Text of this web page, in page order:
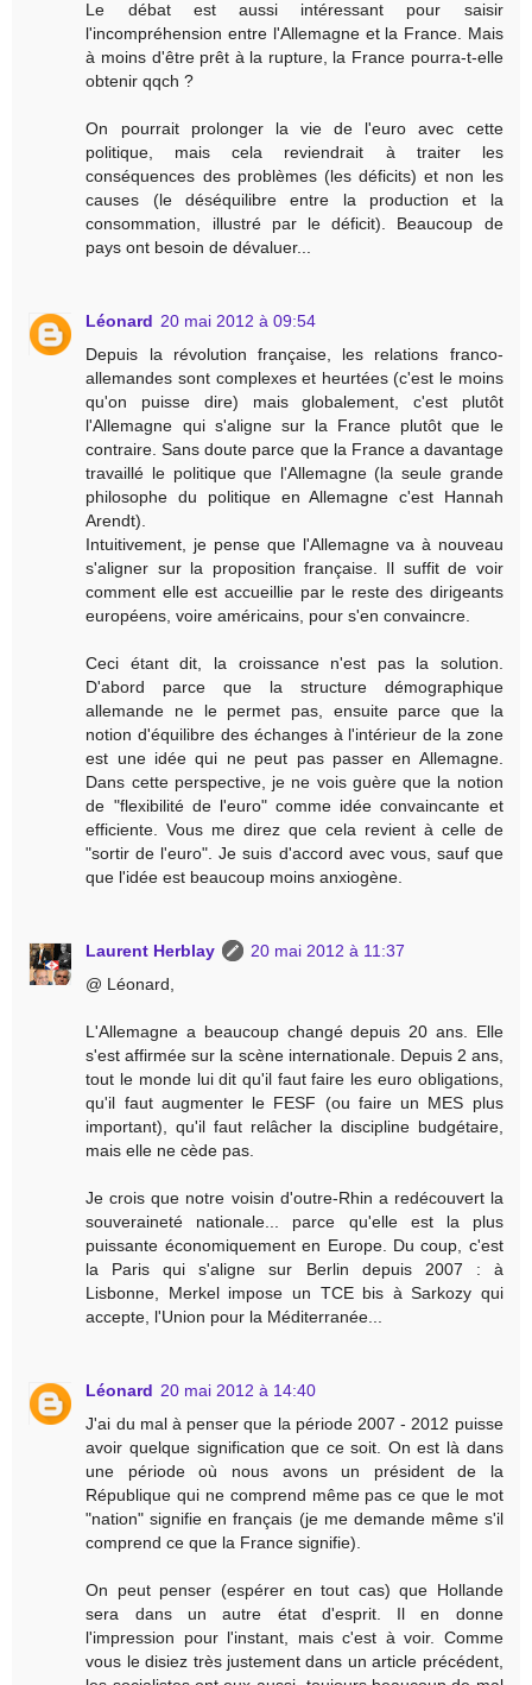
Le débat est aussi intéressant pour saisir
l'incompréhension entre l'Allemagne et la France. Mais
à moins d'être prêt à la rupture, la France pourra-t-elle
obtenir qqch ?
On pourrait prolonger la vie de l'euro avec cette
politique, mais cela reviendrait à traiter les
conséquences des problèmes (les déficits) et non les
causes (le déséquilibre entre la production et la
consommation, illustré par le déficit). Beaucoup de
pays ont besoin de dévaluer...
Léonard 20 mai 2012 à 09:54
Depuis la révolution française, les relations franco-
allemandes sont complexes et heurtées (c'est le moins
qu'on puisse dire) mais globalement, c'est plutôt
l'Allemagne qui s'aligne sur la France plutôt que le
contraire. Sans doute parce que la France a davantage
travaillé le politique que l'Allemagne (la seule grande
philosophe du politique en Allemagne c'est Hannah
Arendt).
Intuitivement, je pense que l'Allemagne va à nouveau
s'aligner sur la proposition française. Il suffit de voir
comment elle est accueillie par le reste des dirigeants
européens, voire américains, pour s'en convaincre.
Ceci étant dit, la croissance n'est pas la solution.
D'abord parce que la structure démographique
allemande ne le permet pas, ensuite parce que la
notion d'équilibre des échanges à l'intérieur de la zone
est une idée qui ne peut pas passer en Allemagne.
Dans cette perspective, je ne vois guère que la notion
de "flexibilité de l'euro" comme idée convaincante et
efficiente. Vous me direz que cela revient à celle de
"sortir de l'euro". Je suis d'accord avec vous, sauf que
que l'idée est beaucoup moins anxiogène.
Laurent Herblay
20 mai 2012 à 11:37
@ Léonard,
L'Allemagne a beaucoup changé depuis 20 ans. Elle
s'est affirmée sur la scène internationale. Depuis 2 ans,
tout le monde lui dit qu'il faut faire les euro obligations,
qu'il faut augmenter le FESF (ou faire un MES plus
important), qu'il faut relâcher la discipline budgétaire,
mais elle ne cède pas.
Je crois que notre voisin d'outre-Rhin a redécouvert la
souveraineté nationale... parce qu'elle est la plus
puissante économiquement en Europe. Du coup, c'est
la Paris qui s'aligne sur Berlin depuis 2007 : à
Lisbonne, Merkel impose un TCE bis à Sarkozy qui
accepte, l'Union pour la Méditerranée...
Léonard 20 mai 2012 à 14:40
J'ai du mal à penser que la période 2007 - 2012 puisse
avoir quelque signification que ce soit. On est là dans
une période où nous avons un président de la
République qui ne comprend même pas ce que le mot
"nation" signifie en français (je me demande même s'il
comprend ce que la France signifie).
On peut penser (espérer en tout cas) que Hollande
sera dans un autre état d'esprit. Il en donne
l'impression pour l'instant, mais c'est à voir. Comme
vous le disiez très justement dans un article précédent,